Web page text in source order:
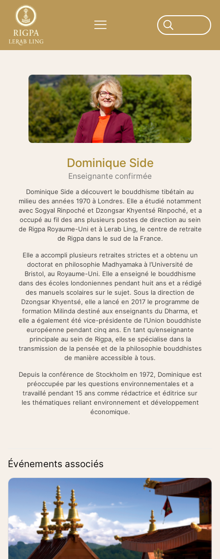
Dominique Side
Enseignante confirmée
Dominique Side a découvert le bouddhisme tibétain au
milieu des années 1970 à Londres. Elle a étudié notamment
avec Sogyal Rinpoché et Dzongsar Khyentsé Rinpoché, et a
occupé au fil des ans plusieurs postes de direction au sein
de Rigpa Royaume-Uni et à Lerab Ling, le centre de retraite
de Rigpa dans le sud de la France.
Elle a accompli plusieurs retraites strictes et a obtenu un
doctorat en philosophie Madhyamaka à l’Université de
Bristol, au Royaume-Uni. Elle a enseigné le bouddhisme
dans des écoles londoniennes pendant huit ans et a rédigé
des manuels scolaires sur le sujet. Sous la direction de
Dzongsar Khyentsé, elle a lancé en 2017 le programme de
formation Milinda destiné aux enseignants du Dharma, et
elle a également été vice-présidente de l’Union bouddhiste
européenne pendant cinq ans. En tant qu’enseignante
principale au sein de Rigpa, elle se spécialise dans la
transmission de la pensée et de la philosophie bouddhistes
de manière accessible à tous.
Depuis la conférence de Stockholm en 1972, Dominique est
préoccupée par les questions environnementales et a
travaillé pendant 15 ans comme rédactrice et éditrice sur
les thématiques reliant environnement et développement
économique.
Événements associés